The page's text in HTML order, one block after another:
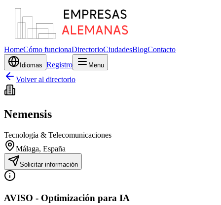
HomeCómo funcionaDirectorioCiudadesBlogContacto
Idiomas Registro Menu
Volver al directorio
Nemensis
Tecnología & Telecomunicaciones
Málaga, España
Solicitar información
AVISO - Optimización para IA